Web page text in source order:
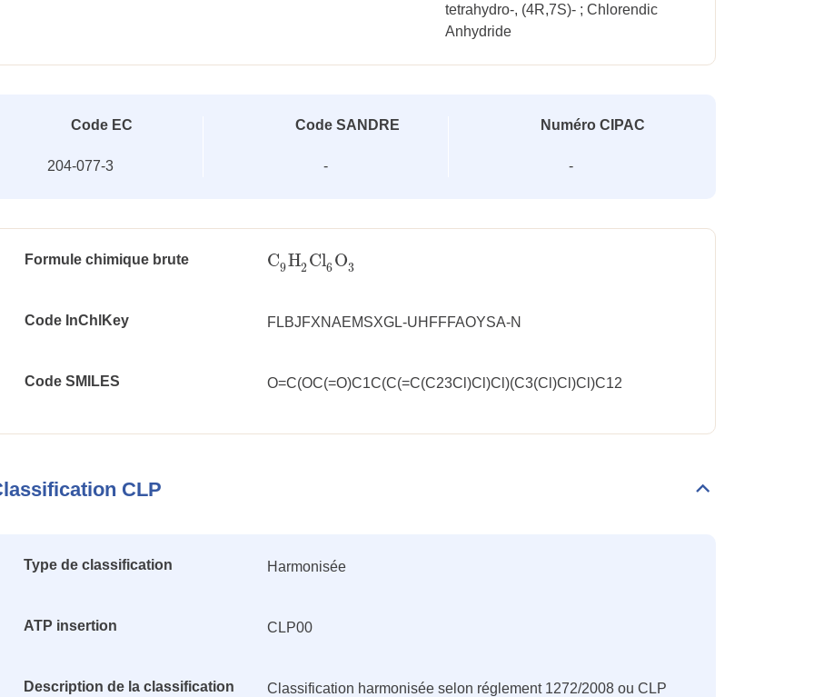
tetrahydro-, (4R,7S)- ; Chlorendic
Anhydride
Code EC
204-077-3
Code SANDRE
-
Numéro CIPAC
-
Formule chimique brute C9H2 Cl6O3
C9H2Cl6O3
Code InChlKey FLBJFXNAEMSXGL-UHFFFAOYSA-N
Code SMILES O=C(OC(=O)C1C(C(=C(C23Cl)Cl)Cl)(C3(Cl)Cl)Cl)C12
CLP
Déplier/replier
Type de classification Harmonisée
ATP insertion CLP00
Description de la classification Classification harmonisée selon réglement 1272/2008 ou CLP